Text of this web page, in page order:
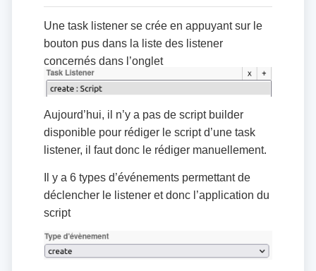
Une task listener se crée en appuyant sur le
bouton pus dans la liste des listener
concernés dans l’onglet
Aujourd’hui, il n’y a pas de script builder
disponible pour rédiger le script d’une task
listener, il faut donc le rédiger manuellement.
Il y a 6 types d’événements permettant de
déclencher le listener et donc l’application du
script